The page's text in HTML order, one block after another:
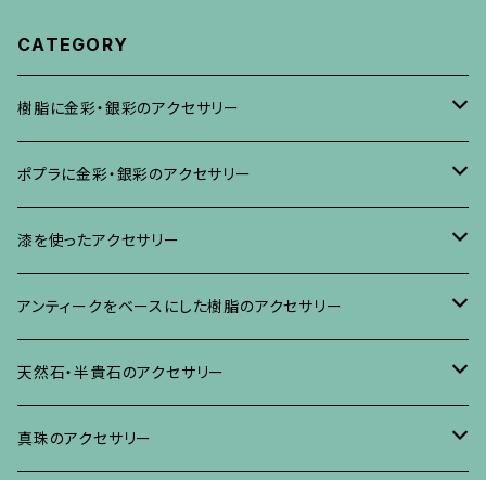
CATEGORY
樹脂に金彩・銀彩のアクセサリー
ブローチ
イヤリング・ピアス
ネックレス、その他
ポプラに金彩・銀彩のアクセサリー
ブローチ
イヤリング、ピアス
ネックレス、ペンダント
ブレスレット、バングル、その他
漆を使ったアクセサリー
ブローチ
イヤリング・ピアス
ネックレス・ペンダント
アンティークをベースにした樹脂のアクセサリー
ブローチ
イヤリング・ピアス
天然石・半貴石のアクセサリー
ブローチ
真珠のアクセサリー